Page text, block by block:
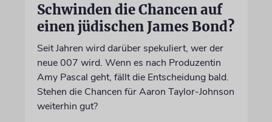
Schwinden die Chancen auf
einen jüdischen James Bond?
Seit Jahren wird darüber spekuliert, wer der
neue 007 wird. Wenn es nach Produzentin
Amy Pascal geht, fällt die Entscheidung bald.
Stehen die Chancen für Aaron Taylor-Johnson
weiterhin gut?